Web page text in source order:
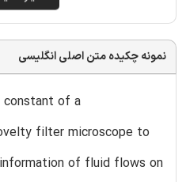
نمونه چکیده متن اصلی انگلیسی
of a
filter microscope to
of fluid flows on